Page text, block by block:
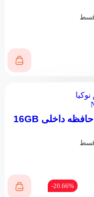
20.66%-